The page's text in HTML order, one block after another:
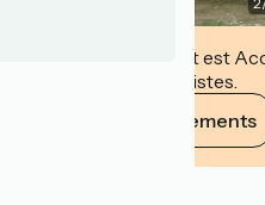
Cet établissement est
accueillir des cyclistes.
Voir ses engagements